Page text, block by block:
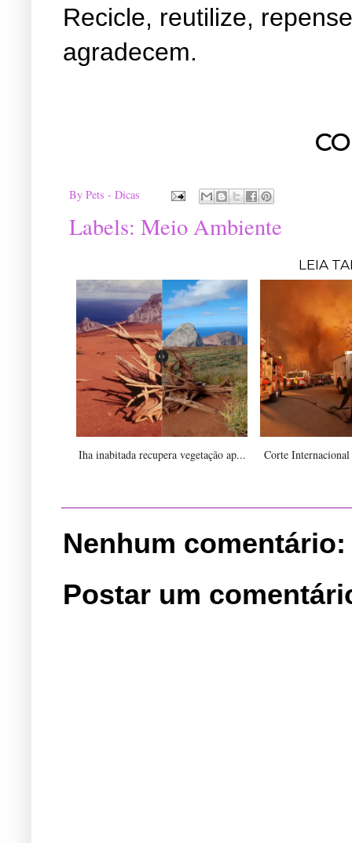
Recicle, reutilize,
agradecem.
By Pets - Dicas
Labels: Meio Ambiente
LEIA
Iha inabitada recupera vegetação ap... Corte
Nenhum comentário:
Postar um